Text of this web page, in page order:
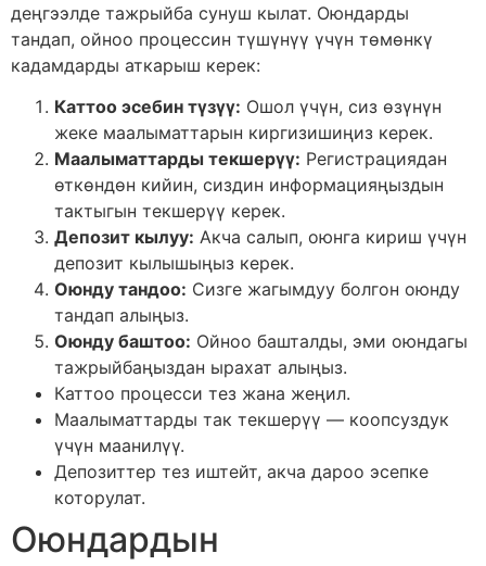
деңгээлде тажрыйба сунуш кылат. Оюндарды
тандап, ойноо процессин түшүнүү үчүн төмөнкү
кадамдарды аткарыш керек:
Каттоо эсебин түзүү: Ошол үчүн, сиз өзүнүн
жеке маалыматтарын киргизишиңиз керек.
Маалыматтарды текшерүү: Регистрациядан
өткөндөн кийин, сиздин информацияңыздын
тактыгын текшерүү керек.
Депозит кылуу: Акча салып, оюнга кириш үчүн
депозит кылышыңыз керек.
Оюнду тандоо: Сизге жагымдуу болгон оюнду
тандап алыңыз.
Оюнду баштоо: Ойноо башталды, эми оюндагы
тажрыйбаңыздан ырахат алыңыз.
Каттоо процесси тез жана жеңил.
Маалыматтарды так текшерүү — коопсуздук
үчүн маанилүү.
Депозиттер тез иштейт, акча дароо эсепке
которулат.
Оюндардын